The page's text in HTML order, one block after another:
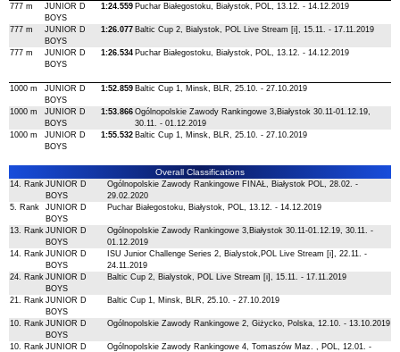
777 m
JUNIOR D
BOYS
1:24.559 Puchar Białegostoku, Białystok, POL, 13.12. - 14.12.2019
777 m
JUNIOR D
BOYS
1:26.077 Baltic Cup 2, Bialystok, POL Live Stream [i], 15.11. - 17.11.2019
777 m
JUNIOR D
BOYS
1:26.534 Puchar Białegostoku, Białystok, POL, 13.12. - 14.12.2019
1000 m
JUNIOR D
BOYS
1:52.859 Baltic Cup 1, Minsk, BLR, 25.10. - 27.10.2019
1000 m
JUNIOR D
BOYS
1:53.866 Ogólnopolskie Zawody Rankingowe 3,Białystok 30.11-01.12.19,
30.11. - 01.12.2019
1000 m
JUNIOR D
BOYS
1:55.532 Baltic Cup 1, Minsk, BLR, 25.10. - 27.10.2019
Overall Classifications
14. Rank JUNIOR D
BOYS
Ogólnopolskie Zawody Rankingowe FINAŁ, Białystok POL, 28.02. -
29.02.2020
5. Rank
JUNIOR D
BOYS
Puchar Białegostoku, Białystok, POL, 13.12. - 14.12.2019
13. Rank JUNIOR D
BOYS
Ogólnopolskie Zawody Rankingowe 3,Białystok 30.11-01.12.19, 30.11. -
01.12.2019
14. Rank JUNIOR D
BOYS
ISU Junior Challenge Series 2, Bialystok,POL Live Stream [i], 22.11. -
24.11.2019
24. Rank JUNIOR D
BOYS
Baltic Cup 2, Bialystok, POL Live Stream [i], 15.11. - 17.11.2019
21. Rank JUNIOR D
BOYS
Baltic Cup 1, Minsk, BLR, 25.10. - 27.10.2019
10. Rank JUNIOR D
BOYS
Ogólnopolskie Zawody Rankingowe 2, Giżycko, Polska, 12.10. - 13.10.2019
10. Rank JUNIOR D
Ogólnopolskie Zawody Rankingowe 4, Tomaszów Maz. , POL, 12.01. -